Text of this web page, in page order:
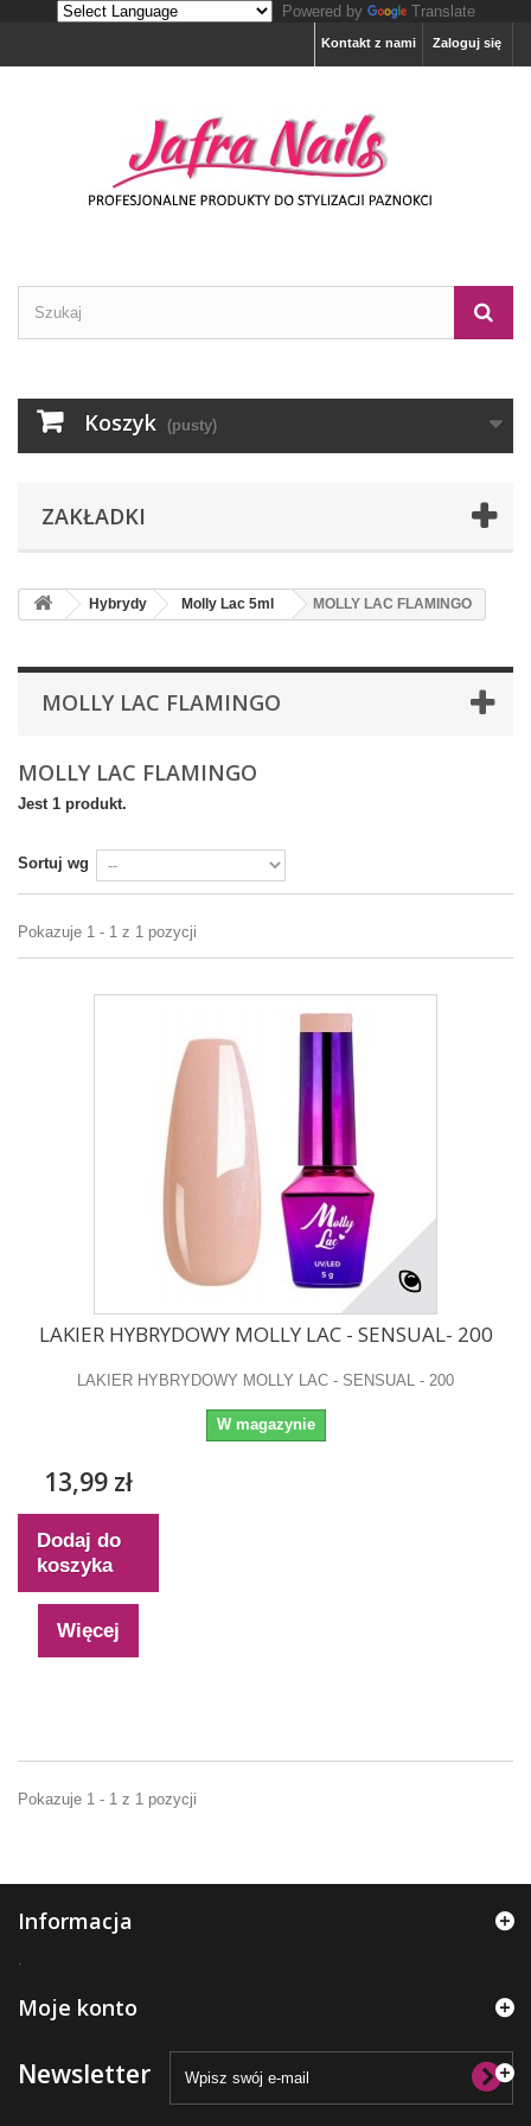
Powered by Translate
Zaloguj się
Kontakt z nami
Koszyk (pusty)
ZAKŁADKI
Hybrydy Molly Lac 5ml MOLLY LAC FLAMINGO
MOLLY LAC FLAMINGO
MOLLY LAC FLAMINGO
Jest 1 produkt.
Sortuj wg
Pokazuje 1 - 1 z 1 pozycji
LAKIER HYBRYDOWY MOLLY LAC - SENSUAL- 200
LAKIER HYBRYDOWY MOLLY LAC - SENSUAL - 200
W magazynie
13,99 zł
Dodaj do
koszyka
Więcej
Pokazuje 1 - 1 z 1 pozycji
Informacja
.
Moje konto
Newsletter